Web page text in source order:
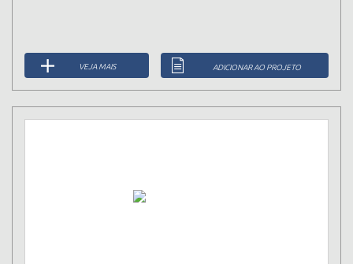
VEJA MAIS ADICIONAR AO PROJETO